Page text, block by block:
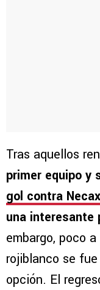
Tras aquellos
primer equipo y
gol contra
una interesante
embargo, poco
rojiblanco se
opción. El